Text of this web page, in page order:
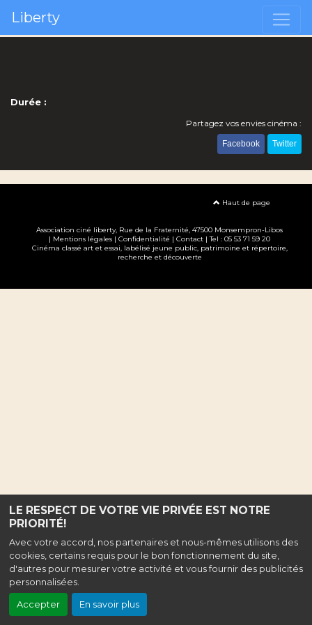
LE RESPECT DE VOTRE VIE PRIVÉE EST NOTRE
PRIORITÉ!
Avec votre accord, nos partenaires et nous-mêmes utilisons des
cookies, certains requis pour le bon fonctionnement du site,
d'autres pour mesurer votre activité et vous fournir des publicités
personnalisées.
Accepter En savoir plus
Liberty
Durée :
Partagez vos envies cinéma :
Facebook Twitter
Haut de page
Association ciné liberty, Rue de la Fraternité, 47500 Monsempron-Libos
| Mentions légales | Confidentialité | Contact | Tel : 05 53 71 59 20
Cinéma classé art et essai, labélisé jeune public, patrimoine et répertoire,
recherche et découverte